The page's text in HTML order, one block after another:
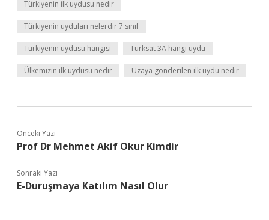
Türkiyenin ilk uydusu nedir
Türkiyenin uyduları nelerdir 7 sınıf
Türkiyenin uydusu hangisi Türksat 3A hangi uydu
Ülkemizin ilk uydusu nedir Uzaya gönderilen ilk uydu nedir
Önceki Yazı
Prof Dr Mehmet Akif Okur Kimdir
Sonraki Yazı
E-Duruşmaya Katılım Nasıl Olur